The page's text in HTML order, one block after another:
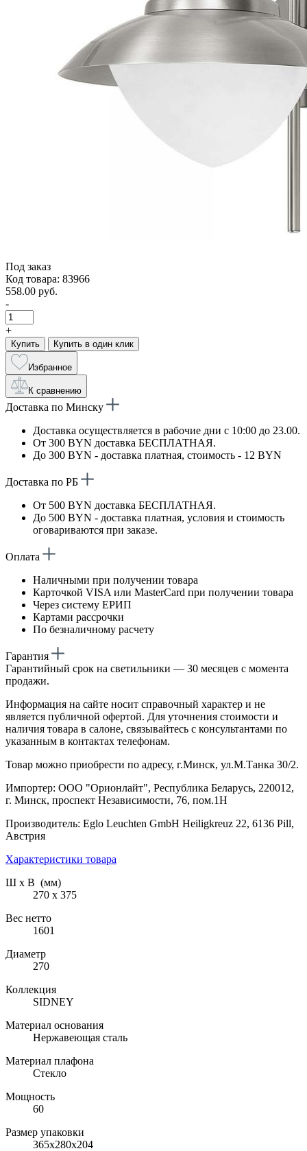
Под заказ
Код товара: 83966
558.00 руб.
-
+
Купить Купить в один клик
Избранное
К сравнению
Доставка по Минску
Доставка осуществляется в рабочие дни с 10:00 до 23.00.
От 300 BYN доставка БЕСПЛАТНАЯ.
До 300 BYN - доставка платная, стоимость - 12 BYN
Доставка по РБ
От 500 BYN доставка БЕСПЛАТНАЯ.
До 500 BYN - доставка платная, условия и стоимость
оговариваются при заказе.
Оплата
Наличными при получении товара
Карточкой VISA или MasterCard при получении товара
Через систему ЕРИП
Картами рассрочки
По безналичному расчету
Гарантия
Гарантийный срок на светильники — 30 месяцев с момента
продажи.
Информация на сайте носит справочный характер и не
является публичной офертой. Для уточнения стоимости и
наличия товара в салоне, связывайтесь с консультантами по
указанным в контактах телефонам.
Товар можно приобрести по адресу, г.Минск, ул.М.Танка 30/2.
Импортер: ООО "Орионлайт", Республика Беларусь, 220012,
г. Минск, проспект Независимости, 76, пом.1Н
Производитель: Eglo Leuchten GmbH Heiligkreuz 22, 6136 Pill,
Австрия
Характеристики товара
Ш х В (мм)
270 х 375
Вес нетто
1601
Диаметр
270
Коллекция
SIDNEY
Материал основания
Нержавеющая сталь
Материал плафона
Стекло
Мощность
60
Размер упаковки
365х280х204